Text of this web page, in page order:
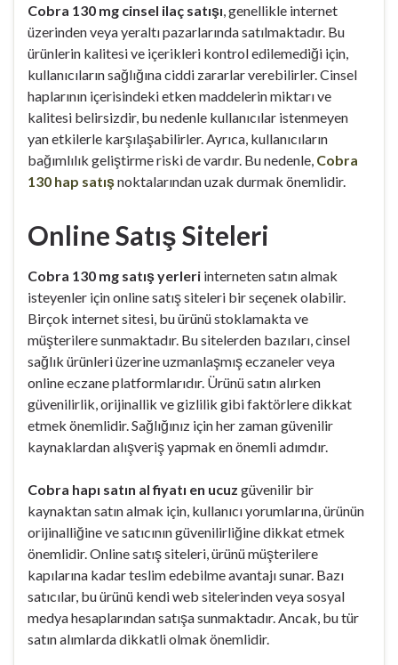
Cobra 130 mg cinsel ilaç satışı , genellikle internet
üzerinden veya yeraltı pazarlarında satılmaktadır. Bu
ürünlerin kalitesi ve içerikleri kontrol edilemediği için,
kullanıcıların sağlığına ciddi zararlar verebilirler. Cinsel
haplarının içerisindeki etken maddelerin miktarı ve
kalitesi belirsizdir, bu nedenle kullanıcılar istenmeyen
yan etkilerle karşılaşabilirler. Ayrıca, kullanıcıların
bağımlılık geliştirme riski de vardır. Bu nedenle, Cobra
130 hap satışnoktalarından uzak durmak önemlidir.
Online Satış Siteleri
Cobra 130 mg satış yerleri interneten satın almak
isteyenler için online satış siteleri bir seçenek olabilir.
Birçok internet sitesi, bu ürünü stoklamakta ve
müşterilere sunmaktadır. Bu sitelerden bazıları, cinsel
sağlık ürünleri üzerine uzmanlaşmış eczaneler veya
online eczane platformlarıdır. Ürünü satın alırken
güvenilirlik, orijinallik ve gizlilik gibi faktörlere dikkat
etmek önemlidir. Sağlığınız için her zaman güvenilir
kaynaklardan alışveriş yapmak en önemli adımdır.
Cobra hapı satın al fiyatı en ucuz güvenilir bir
kaynaktan satın almak için, kullanıcı yorumlarına, ürünün
orijinalliğine ve satıcının güvenilirliğine dikkat etmek
önemlidir. Online satış siteleri, ürünü müşterilere
kapılarına kadar teslim edebilme avantajı sunar. Bazı
satıcılar, bu ürünü kendi web sitelerinden veya sosyal
medya hesaplarından satışa sunmaktadır. Ancak, bu tür
satın alımlarda dikkatli olmak önemlidir.